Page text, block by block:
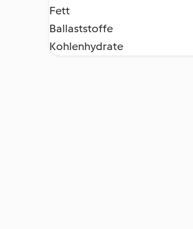
Fett
Ballaststoffe
Kohlenhydrate